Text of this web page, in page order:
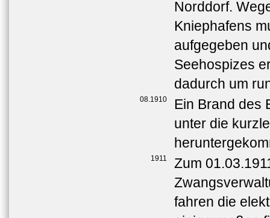
Norddorf.
Kniephafens
aufgegeben
Seehospizes
dadurch um
08.1910
Ein Brand des
unter die
1911
Zum
fahren die